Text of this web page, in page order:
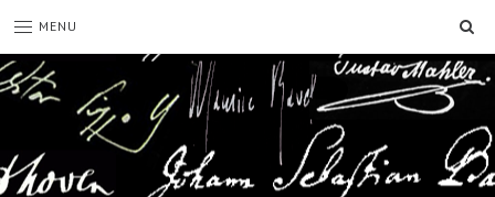
MENU